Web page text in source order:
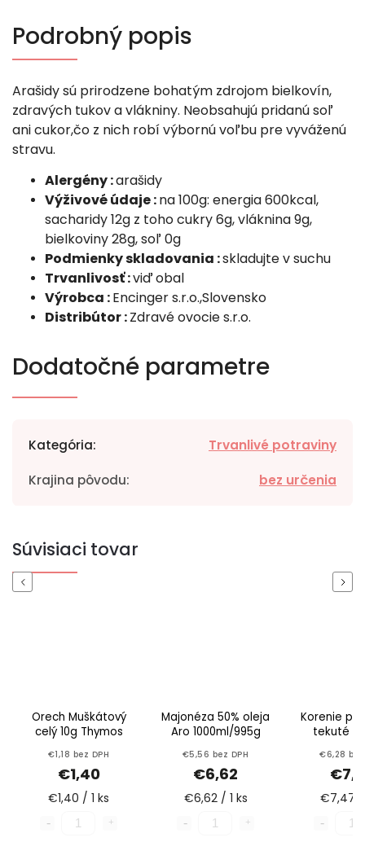
Podrobný popis
Arašidy sú prirodzene bohatým zdrojom bielkovín,
zdravých tukov a vlákniny. Neobsahujú pridanú soľ
ani cukor,čo z nich robí výbornú voľbu pre vyváženú
stravu.
Alergény :arašidy
Výživové údaje :na 100g: energia 600kcal,
sacharidy 12g z toho cukry 6g, vláknina 9g,
bielkoviny 28g, soľ 0g
Podmienky skladovania :skladujte v suchu
Trvanlivosť :viď obal
Výrobca :Encinger s.r.o.,Slovensko
Distribútor :Zdravé ovocie s.r.o.
Dodatočné parametre
Kategória: Trvanlivé potraviny
Krajina pôvodu: bez určenia
Súvisiaci tovar
Previous
Orech Muškátový
celý 10g Thymos
€1,18 bez DPH
€1,40
€1,40 / 1 ks
Majonéza 50% oleja
Aro 1000ml/995g
€5,56 bez DPH
€6,62
€6,62 / 1 ks
Korenie
tekuté
€6,28 bez
€7,47 /
Next